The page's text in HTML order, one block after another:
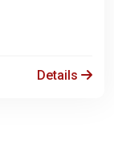
Details